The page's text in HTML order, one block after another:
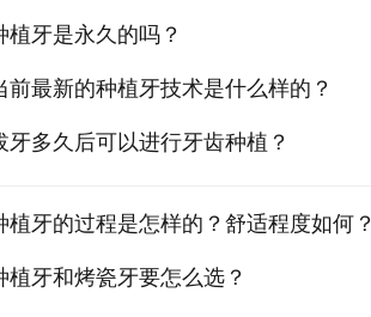
牙是永久的吗？
最新的种植牙技术是什么样的？
多久后可以进行牙齿种植？
牙的过程是怎样的？舒适程度如何？
牙和烤瓷牙要怎么选？